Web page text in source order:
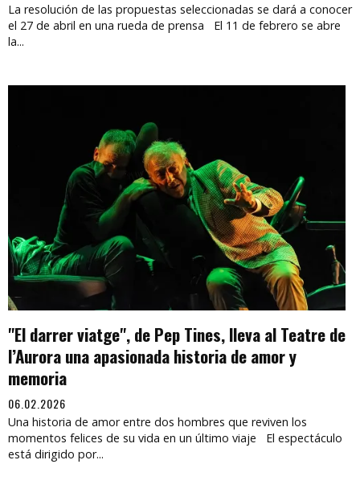
La resolución de las propuestas seleccionadas se dará a conocer
el 27 de abril en una rueda de prensa El 11 de febrero se abre
la...
"El darrer viatge", de Pep Tines, lleva al Teatre de
l’Aurora una apasionada historia de amor y
memoria
06.02.2026
Una historia de amor entre dos hombres que reviven los
momentos felices de su vida en un último viaje El espectáculo
está dirigido por...